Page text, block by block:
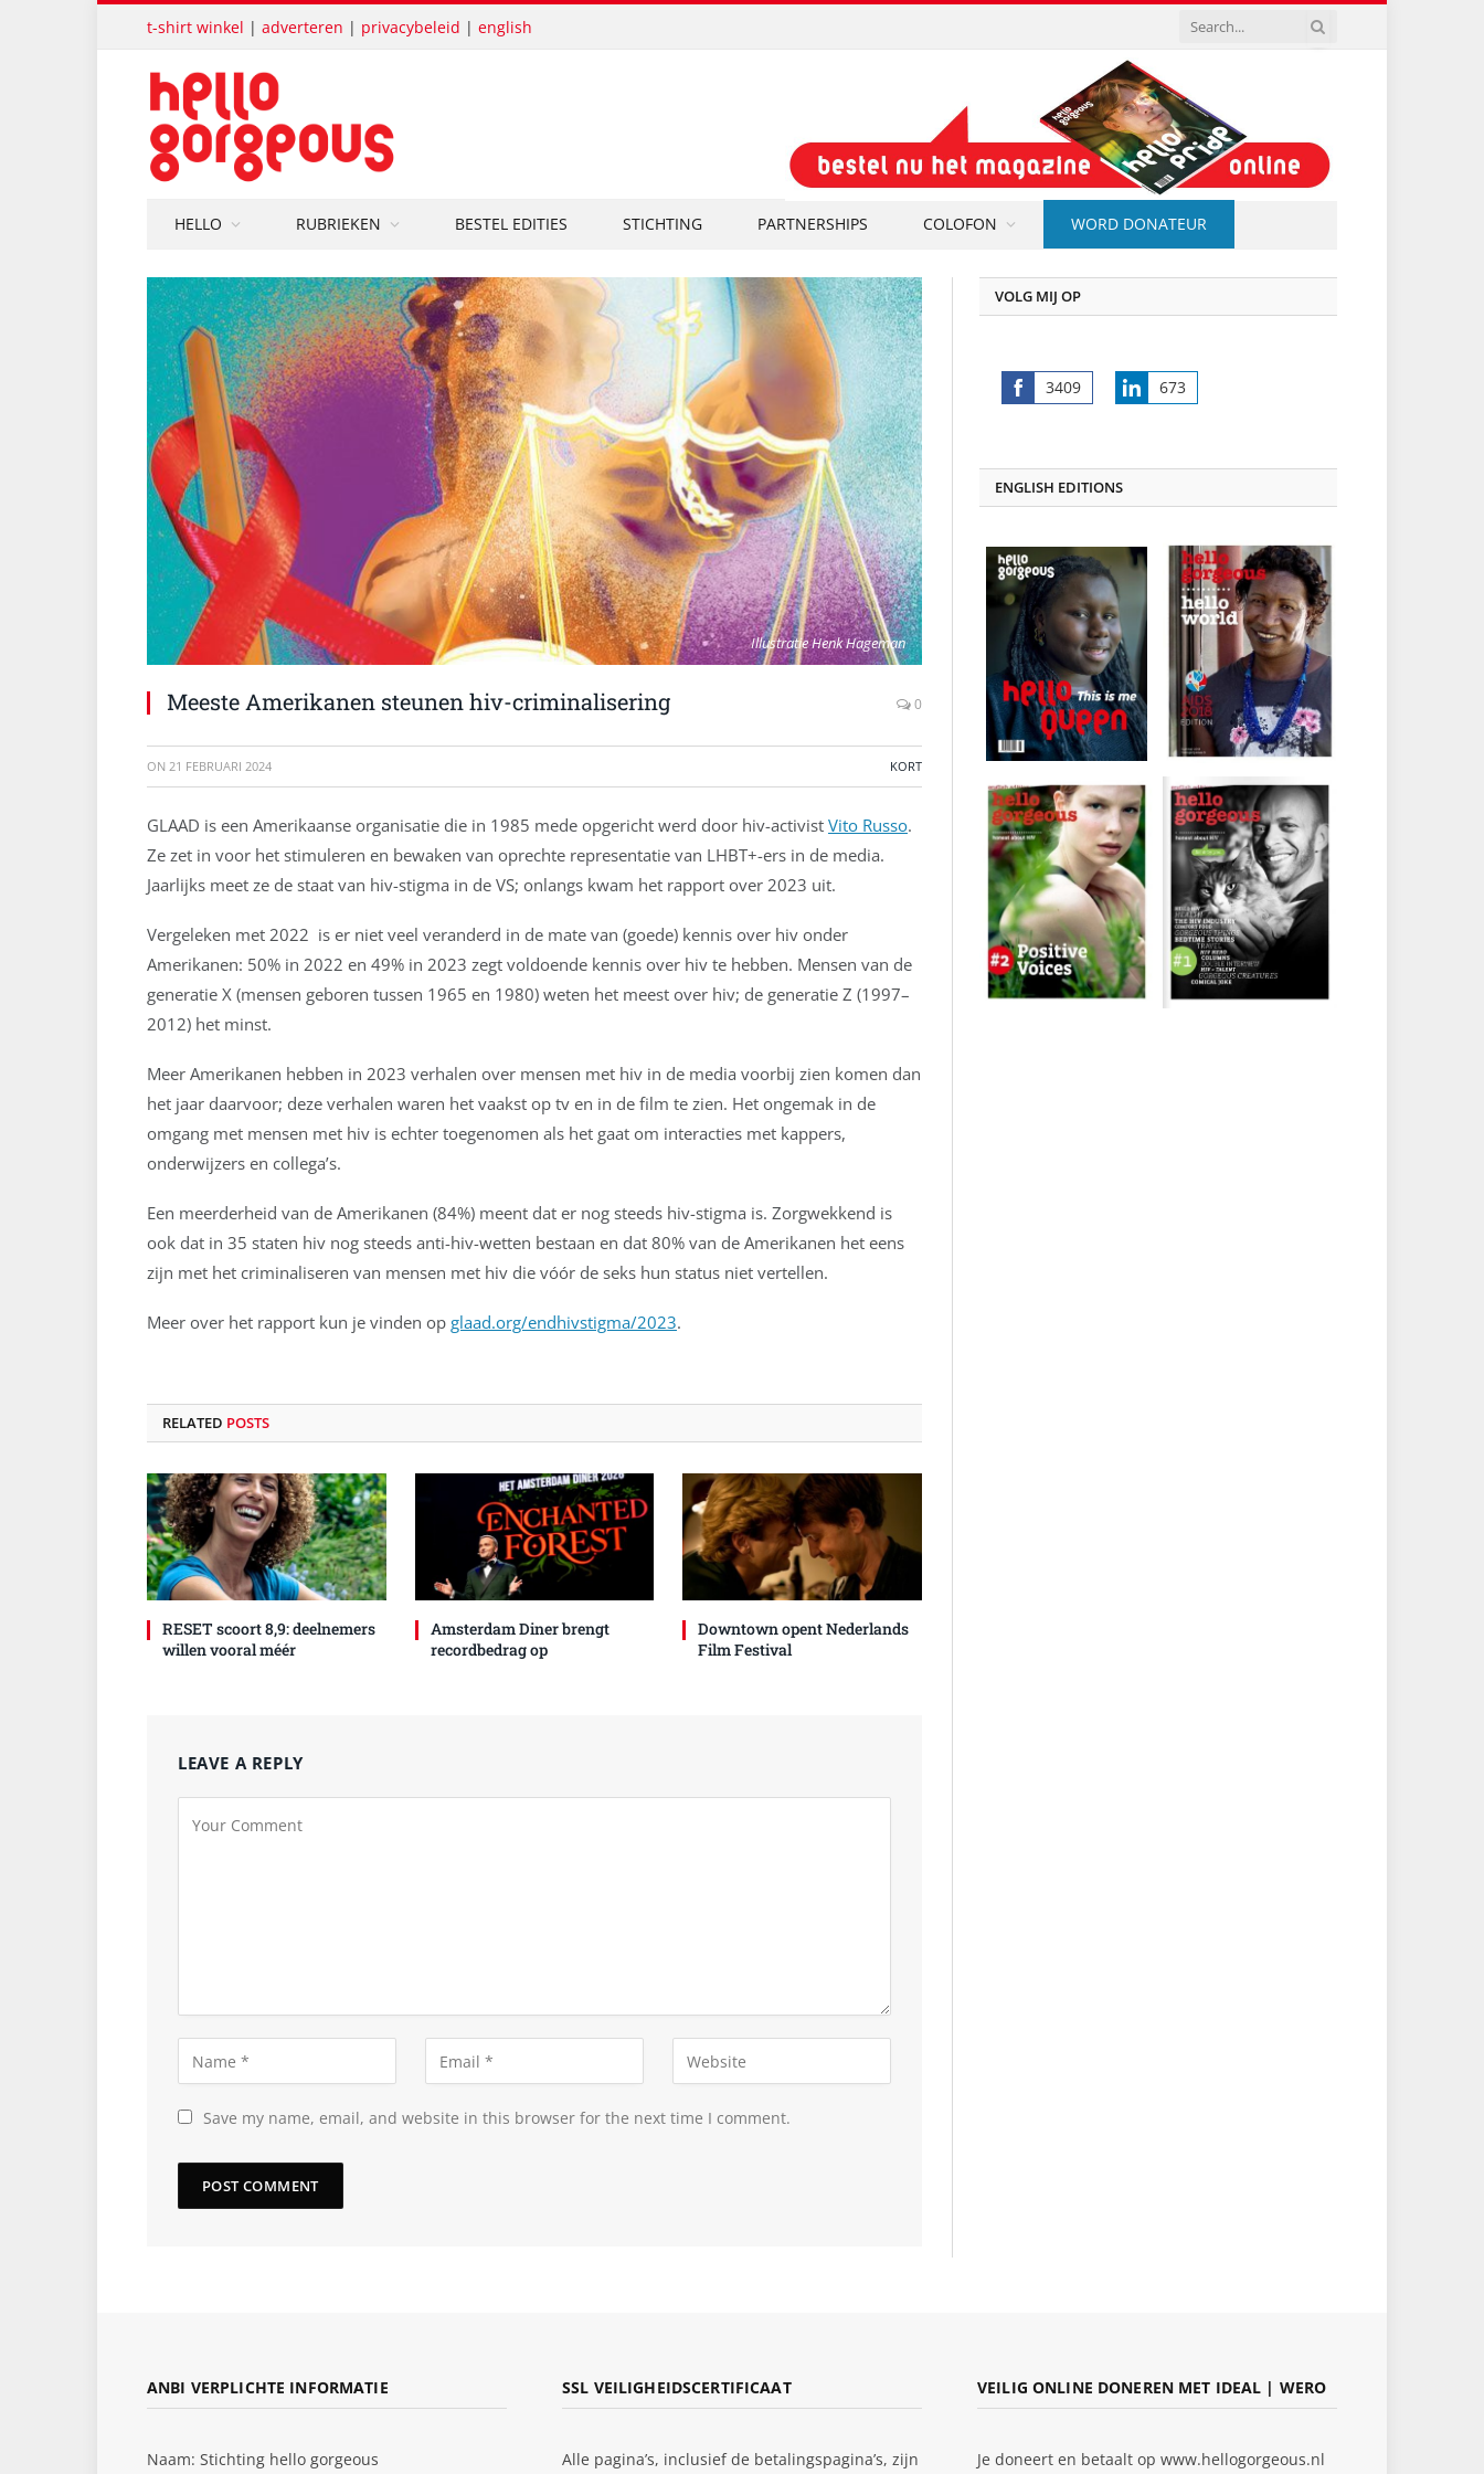
t-shirt winkel | adverteren | privacybeleid | english
HELLO RUBRIEKEN BESTEL EDITIES STICHTING PARTNERSHIPS COLOFON WORD DONATEUR
Illustratie Henk Hageman
Meeste Amerikanen steunen hiv-criminalisering 0
ON 21 FEBRUARI 2024 KORT
GLAAD is een Amerikaanse organisatie die in 1985 mede opgericht werd door hiv-activist Vito Russo.
Ze zet in voor het stimuleren en bewaken van oprechte representatie van LHBT+-ers in de media.
Jaarlijks meet ze de staat van hiv-stigma in de VS; onlangs kwam het rapport over 2023 uit.
Vergeleken met 2022 is er niet veel veranderd in de mate van (goede) kennis over hiv onder
Amerikanen: 50% in 2022 en 49% in 2023 zegt voldoende kennis over hiv te hebben. Mensen van de
generatie X (mensen geboren tussen 1965 en 1980) weten het meest over hiv; de generatie Z (1997–
2012) het minst.
Meer Amerikanen hebben in 2023 verhalen over mensen met hiv in de media voorbij zien komen dan
het jaar daarvoor; deze verhalen waren het vaakst op tv en in de film te zien. Het ongemak in de
omgang met mensen met hiv is echter toegenomen als het gaat om interacties met kappers,
onderwijzers en collega’s.
Een meerderheid van de Amerikanen (84%) meent dat er nog steeds hiv-stigma is. Zorgwekkend is
ook dat in 35 staten hiv nog steeds anti-hiv-wetten bestaan en dat 80% van de Amerikanen het eens
zijn met het criminaliseren van mensen met hiv die vóór de seks hun status niet vertellen.
Meer over het rapport kun je vinden op glaad.org/endhivstigma/2023.
RELATED POSTS
RESET scoort 8,9: deelnemers
willen vooral méér
Amsterdam Diner brengt
recordbedrag op
Downtown opent Nederlands
Film Festival
LEAVE A REPLY
Save my name, email, and website in this browser for the next time I comment.
VOLG MIJ OP
3409
Share
673
Share
ENGLISH EDITIONS
ANBI VERPLICHTE INFORMATIE
Naam: Stichting hello gorgeous
SSL VEILIGHEIDSCERTIFICAAT
Alle pagina’s, inclusief de betalingspagina’s, zijn
VEILIG ONLINE DONEREN MET IDEAL | WERO
Je doneert en betaalt op www.hellogorgeous.nl